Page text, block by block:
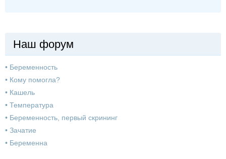
Наш форум
• Беременность
• Кому помогла?
• Кашель
• Температура
• Беременность, первый скрининг
• Зачатие
• Беременна